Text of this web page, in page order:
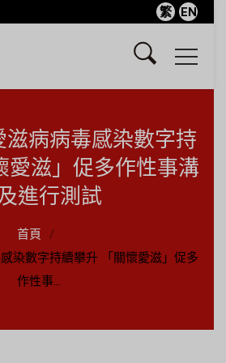
繁 EN
滋病病毒感染數字持
愛滋」促多作性事溝
進行測試
首頁
染數字持續攀升 「關懷愛滋」促多
作性事...